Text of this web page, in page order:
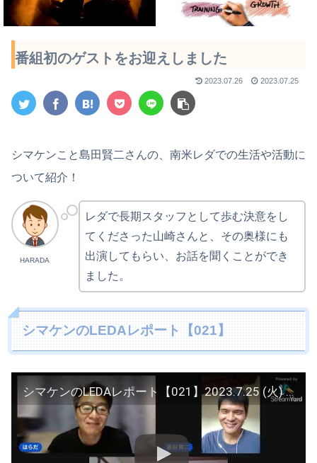
番組初のゲストをお迎えしました
2023.07.26 2023.07.25
シマケンこと島田賢二さんの、南米レダでの生活や活動に
ついて紹介！
HARADA
レダで長期スタッフとして歩む決意をし
てくださった山崎さんと、その奥様にも
出演してもらい、お話を聞くことができ
ました。
シマケンのLEDAレポート【021】
シマケンのLEDAレポート【021】2023.7.25 (火) 配信（日本時間 21:30スタート）